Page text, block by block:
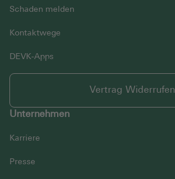
Schaden melden
Kontaktwege
DEVK-Apps
Vertrag Widerrufen
Unternehmen
Karriere
Presse